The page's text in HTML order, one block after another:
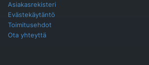
Asiakasrekisteri
Evästekäytäntö
Toimitusehdot
Ota yhteyttä